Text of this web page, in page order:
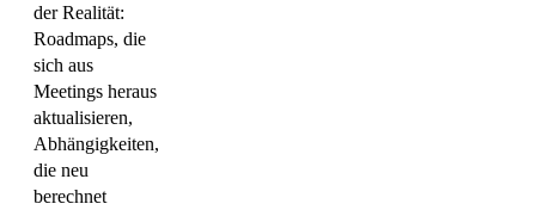
der Realität:
Roadmaps, die
sich aus
Meetings heraus
aktualisieren,
Abhängigkeiten,
die neu
berechnet